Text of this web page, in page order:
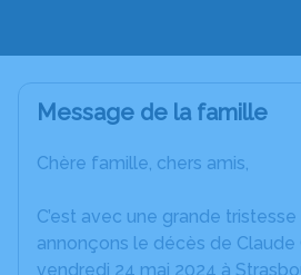
Message de la famille
Chère famille, chers amis,
C’est avec une grande
annonçons le décès de Claude
vendredi 24 mai 2024 à